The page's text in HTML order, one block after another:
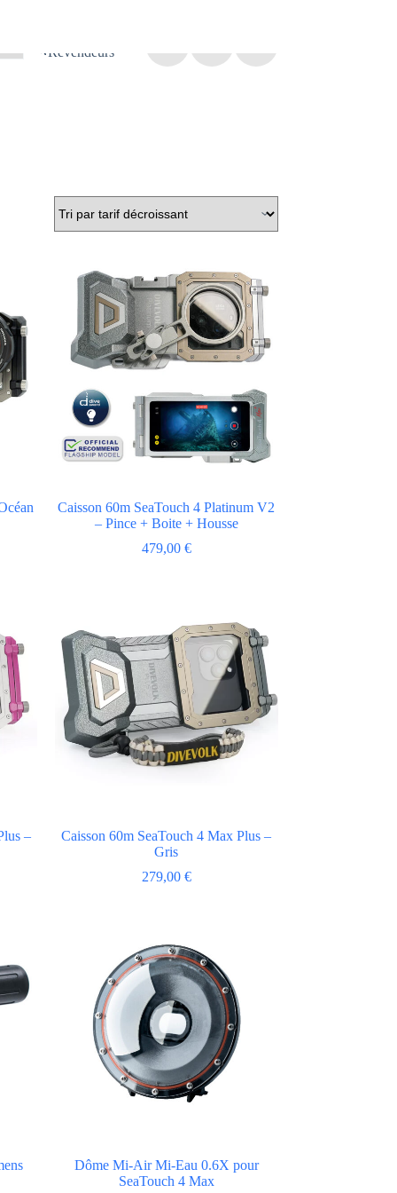
Revendeurs
Caisson 60m SeaTouch 4 Platinum V2
– Pince + Boite + Housse
479,00 €
–
Caisson 60m SeaTouch 4 Max Plus –
Gris
279,00 €
Dôme Mi-Air Mi-Eau 0.6X pour
SeaTouch 4 Max